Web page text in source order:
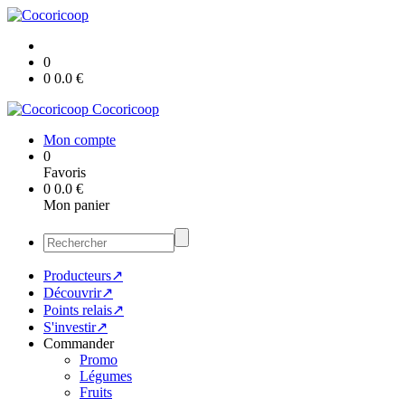
0
0 0.0 €
Cocoricoop
Mon compte
0
Favoris
0 0.0 €
Mon panier
Producteurs↗
Découvrir↗
Points relais↗
S'investir↗
Commander
Promo
Légumes
Fruits